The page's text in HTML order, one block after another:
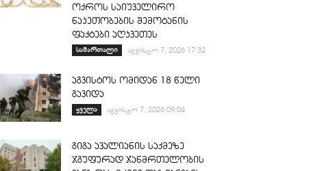
ოქროს საიუველირო
ნაკეთობების შემოტანის
ფაქტები აღკვეთეს
სამართალი აგვისტო 7, 2026 17:32
აგვისტოს ომიდან 18 წელი
გავიდა
ყველა აგვისტო 7, 2026 09:04
გიგა ავალიანის საქმეზე
ჯგუფურად ჯანმრთელობის